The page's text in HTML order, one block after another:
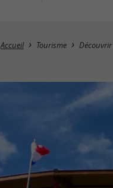
Accueil Tourisme Découvrir